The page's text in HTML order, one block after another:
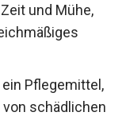
und Mühe,
ein Pflegemittel,
schädlichen